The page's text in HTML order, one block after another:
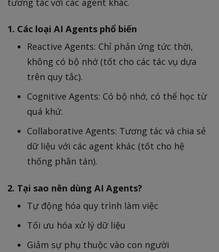
tương tác với các agent khác.
1. Các loại AI Agents phổ biến
Reactive Agents: Chỉ phản ứng tức thời,
không có bộ nhớ (tốt cho các tác vụ dựa
trên quy tắc).
Cognitive Agents: Có bộ nhớ, có thể học từ
quá khứ.
Collaborative Agents: Tương tác và chia sẻ
dữ liệu với các agent khác (tốt cho hệ
thống phân tán).
2. Tại sao nên dùng AI Agents?
Tự động hóa quy trình làm việc
Tối ưu hóa xử lý dữ liệu
Giảm sự phụ thuộc vào con người